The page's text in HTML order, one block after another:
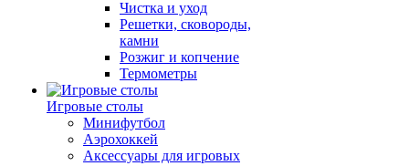
Чистка и уход
Решетки, сковороды,
камни
Розжиг и копчение
Термометры
Игровые столы
Минифутбол
Аэрохоккей
Аксессуары для игровых